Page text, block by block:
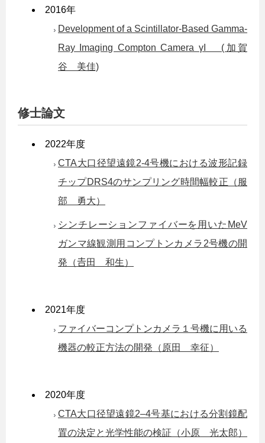
2016年
Development of a Scintillator-Based Gamma-
Ray Imaging Compton Camera γI (加賀
谷 美佳)
修士論文
2022年度
CTA大口径望遠鏡2-4号機における波形記録
チップDRS4のサンプリング時間幅較正（服
部 勇大）
シンチレーションファイバーを用いたMeV
ガンマ線観測用コンプトンカメラ2号機の開
発（𠮷田 和生）
2021年度
ファイバーコンプトンカメラ１号機に用いる
機器の較正方法の開発（原田 幸征）
2020年度
CTA大口径望遠鏡2–4号基における分割鏡配
置の決定と光学性能の検証（小原 光太郎）